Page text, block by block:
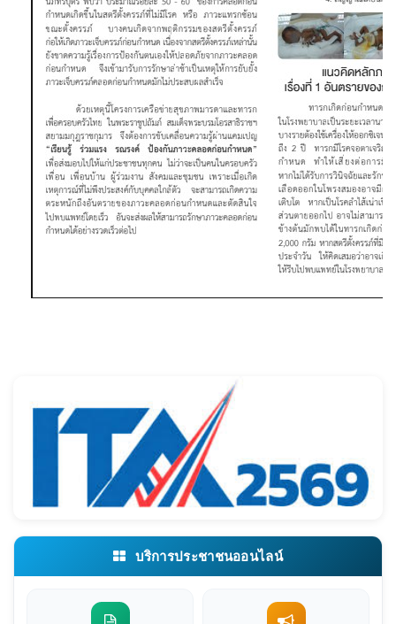
บริการประชาชนออนไลน์